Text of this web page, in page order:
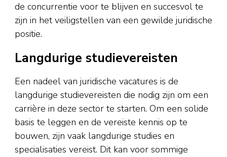
de concurrentie voor te blijven en succesvol te
zijn in het veiligstellen van een gewilde juridische
positie.
Langdurige studievereisten
Een nadeel van juridische vacatures is de
langdurige studievereisten die nodig zijn om een
carrière in deze sector te starten. Om een solide
basis te leggen en de vereiste kennis op te
bouwen, zijn vaak langdurige studies en
specialisaties vereist. Dit kan voor sommige